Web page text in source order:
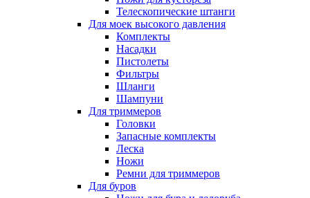
Телескопические штанги
Для моек высокого давления
Комплекты
Насадки
Пистолеты
Фильтры
Шланги
Шампуни
Для триммеров
Головки
Запасные комплекты
Леска
Ножи
Ремни для триммеров
Для буров